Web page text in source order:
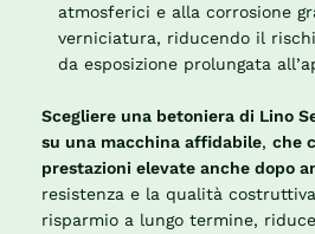
atmosferici e alla corrosione
verniciatura, riducendo il
da esposizione prolungata
Scegliere una betoniera di Lino
su una macchina affidabile, che
prestazioni elevate anche dopo
resistenza e la qualità
risparmio a lungo termine,